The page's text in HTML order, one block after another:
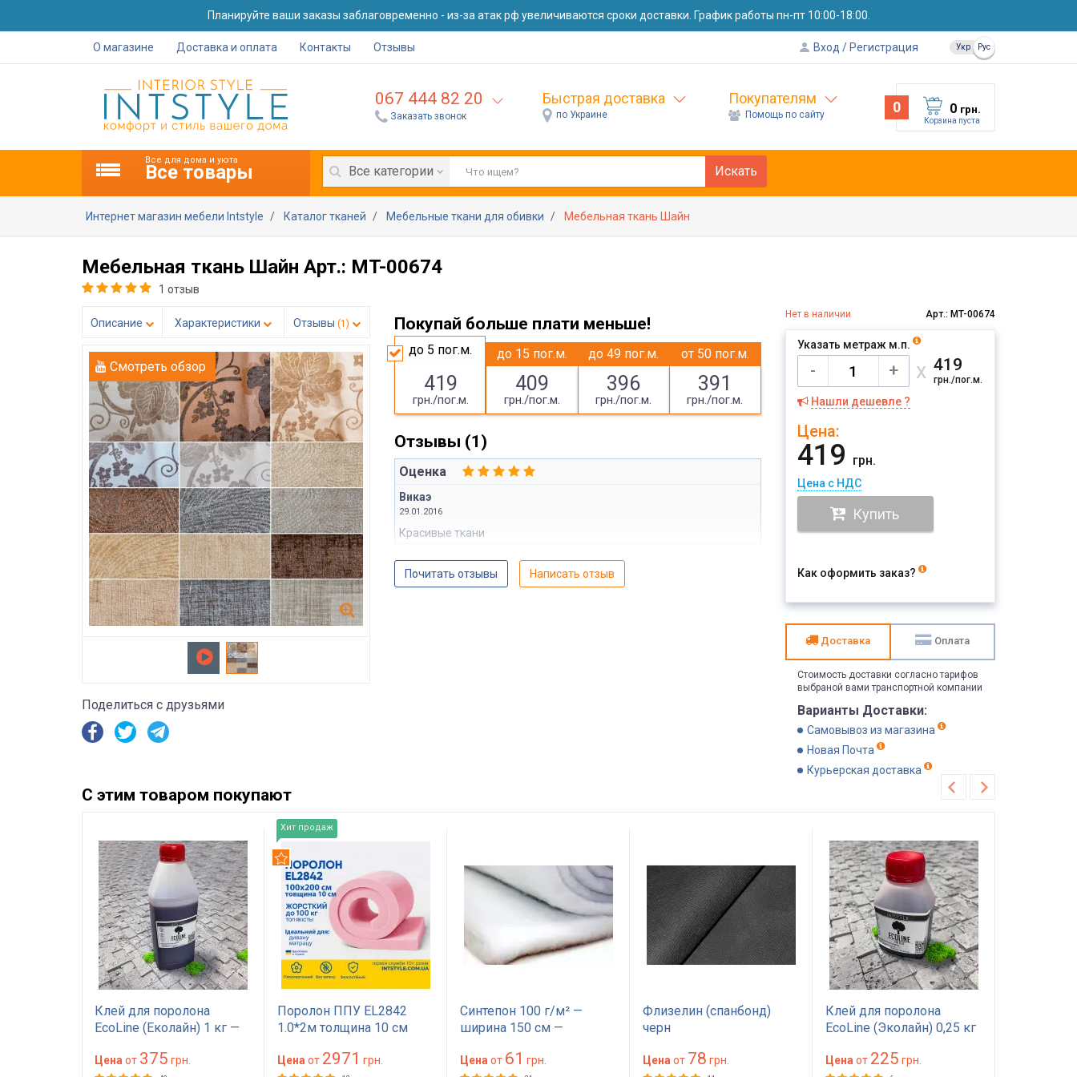
Планируйте ваши заказы заблаговременно - из-за атак рф увеличиваются сроки доставки. График работы пн-пт 10:00-18:00.
О магазине Доставка и оплата Контакты Отзывы Вход Регистрация Укр Рус
067 444 82 20
Заказать звонок
Быстрая доставка
по Украине
Покупателям
Помощь по сайту 0 0 грн.
Корзина пуста
Все для дома и уюта
Все товары Все категории Искать
Интернет магазин мебели Intstyle Каталог тканей Мебельные ткани для обивки Мебельная ткань Шайн
Мебельная ткань Шайн Арт.: MT-00674
1 отзыв
Описание Характеристики Отзывы (1)
Смотреть обзор
Поделиться с друзьями
Покупай больше плати меньше!
до 5 пог.м.
419
грн./пог.м.
до 15 пог.м.
409
грн./пог.м.
до 49 пог.м.
396
грн./пог.м.
от 50 пог.м.
391
грн./пог.м.
Отзывы (1)
Оценка
Викаэ
29.01.2016
Красивые ткани
Почитать отзывы Написать отзыв
Нет в наличии Арт.: MT-00674
Указать метраж м.п.
- + х 419
грн./пог.м.
Нашли дешевле ?
Цена:
419 грн.
Цена с НДС
Купить
Как оформить заказ?
Доставка Оплата
Стоимость доставки согласно тарифов
выбраной вами транспортной компании
Варианты Доставки:
Самовывоз из магазина
Новая Почта
Курьерская доставка
С этим товаром покупают
Клей для поролона
EcoLine (Еколайн) 1 кг —
красного цвета
Цена от 375 грн.
Хит продаж
Поролон ППУ EL2842
1.0*2м толщина 10 см
(1000х2000) жесткий для
Цена от 2971 грн.
Синтепон 100 г/м² —
ширина 150 см —
утепления
Цена от 61 грн.
Флизелин (спанбонд)
черн
Цена от 78 грн.
Клей для поролона
EcoLine (Эколайн) 0,25 кг
красного цвета
Цена от 225 грн.